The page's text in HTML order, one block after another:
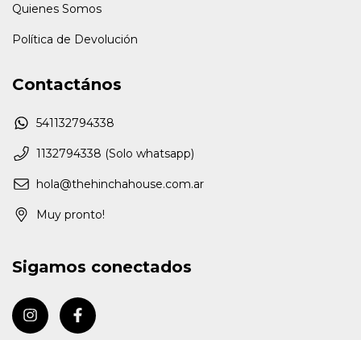
Quienes Somos
Política de Devolución
Contactános
541132794338
1132794338 (Solo whatsapp)
hola@thehinchahouse.com.ar
Muy pronto!
Sigamos conectados